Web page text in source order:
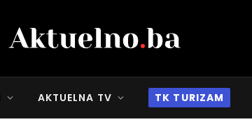
AKTUELNA TV TK TURIZAM